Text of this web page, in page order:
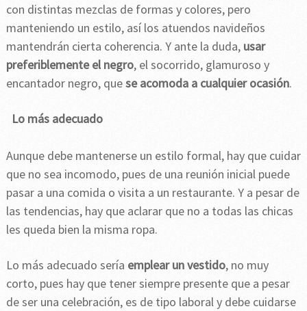
con distintas mezclas de formas y colores, pero
manteniendo un estilo, así los atuendos navideños
mantendrán cierta coherencia. Y ante la duda,usar
preferiblemente el negro, el socorrido, glamuroso y
encantador negro, quese acomoda a cualquier ocasión.
Lo más adecuado
Aunque debe mantenerse un estilo formal, hay que cuidar
que no sea incomodo, pues de una reunión inicial puede
pasar a una comida o visita a un restaurante. Y a pesar de
las tendencias, hay que aclarar que no a todas las chicas
les queda bien la misma ropa.
Lo más adecuado sería emplear un vestido, no muy
corto, pues hay que tener siempre presente que a pesar
de ser una celebración, es de tipo laboral y debe cuidarse